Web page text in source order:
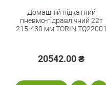
Домашній підкатний
пневмо-гідравлічний 22т
215-430 мм TORIN TQ22001
20542.00 ₴